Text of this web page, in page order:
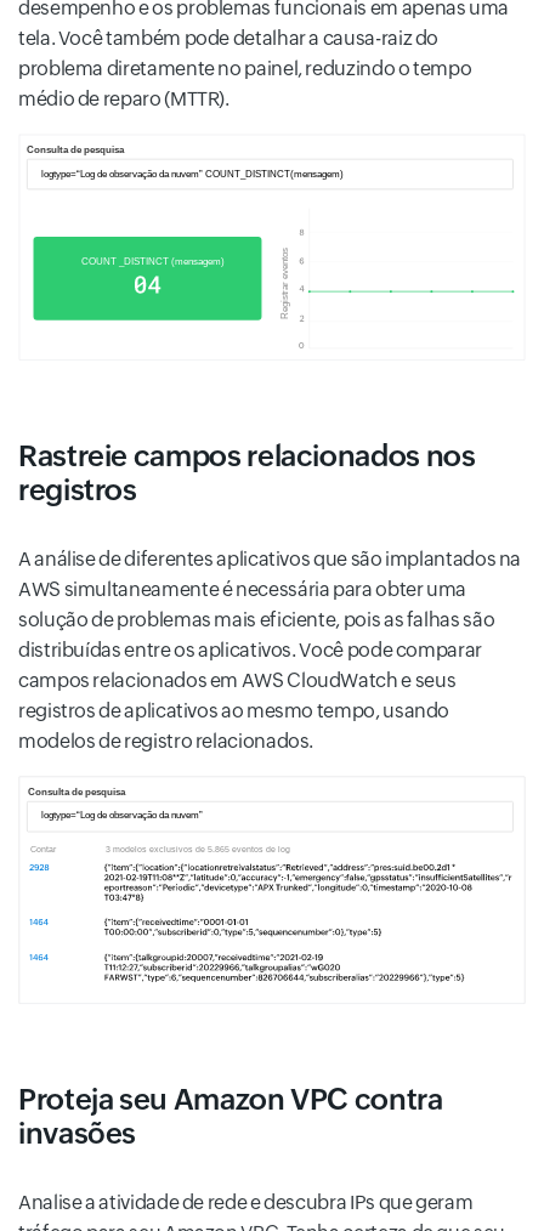
desempenho e os problemas funcionais em apenas uma
tela. Você também pode detalhar a causa-raiz do
problema diretamente no painel, reduzindo o tempo
médio de reparo (MTTR).
Rastreie campos relacionados nos
registros
A análise de diferentes aplicativos que são implantados na
AWS simultaneamente é necessária para obter uma
solução de problemas mais eficiente, pois as falhas são
distribuídas entre os aplicativos. Você pode comparar
campos relacionados em AWS CloudWatch e seus
registros de aplicativos ao mesmo tempo, usando
modelos de registro relacionados.
Proteja seu Amazon VPC contra
invasões
Analise a atividade de rede e descubra IPs que geram